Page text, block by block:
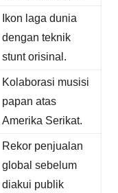
Ikon laga dunia
dengan teknik
stunt orisinal.
Kolaborasi musisi
papan atas
Amerika Serikat.
Rekor penjualan
global sebelum
diakui publik